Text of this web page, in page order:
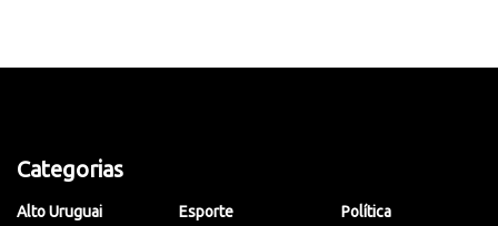
Categorias
Alto Uruguai Esporte Política